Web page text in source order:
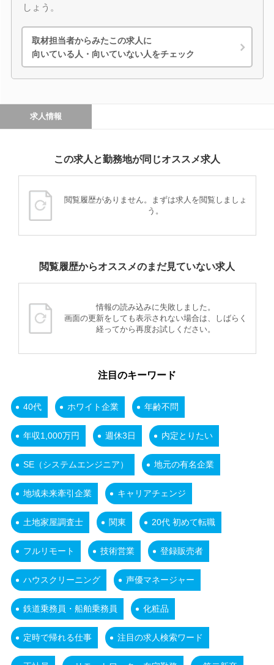
しょう。
取材担当者からみたこの求人に
向いている人・向いていない人をチェック
求人情報
この求人と勤務地が同じオススメ求人
閲覧履歴がありません。まずは求人を閲覧しましょ
う。
閲覧履歴からオススメのまだ見ていない求人
情報の読み込みに失敗しました。
画面の更新をしても表示されない場合は、しばらく
経ってから再度お試しください。
注目のキーワード
40代 ホワイト企業 年齢不問
年収1,000万円 週休3日 内定とりたい
SE（システムエンジニア） 地元の有名企業
地域未来牽引企業 キャリアチェンジ
土地家屋調査士 関東 20代 初めて転職
フルリモート 技術営業 登録販売者
ハウスクリーニング 声優マネージャー
鉄道乗務員・船舶乗務員 化粧品
定時で帰れる仕事 注目の求人検索ワード